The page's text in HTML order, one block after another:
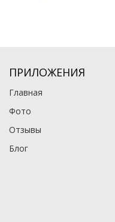
ПРИЛОЖЕНИЯ
Главная
Фото
Отзывы
Блог